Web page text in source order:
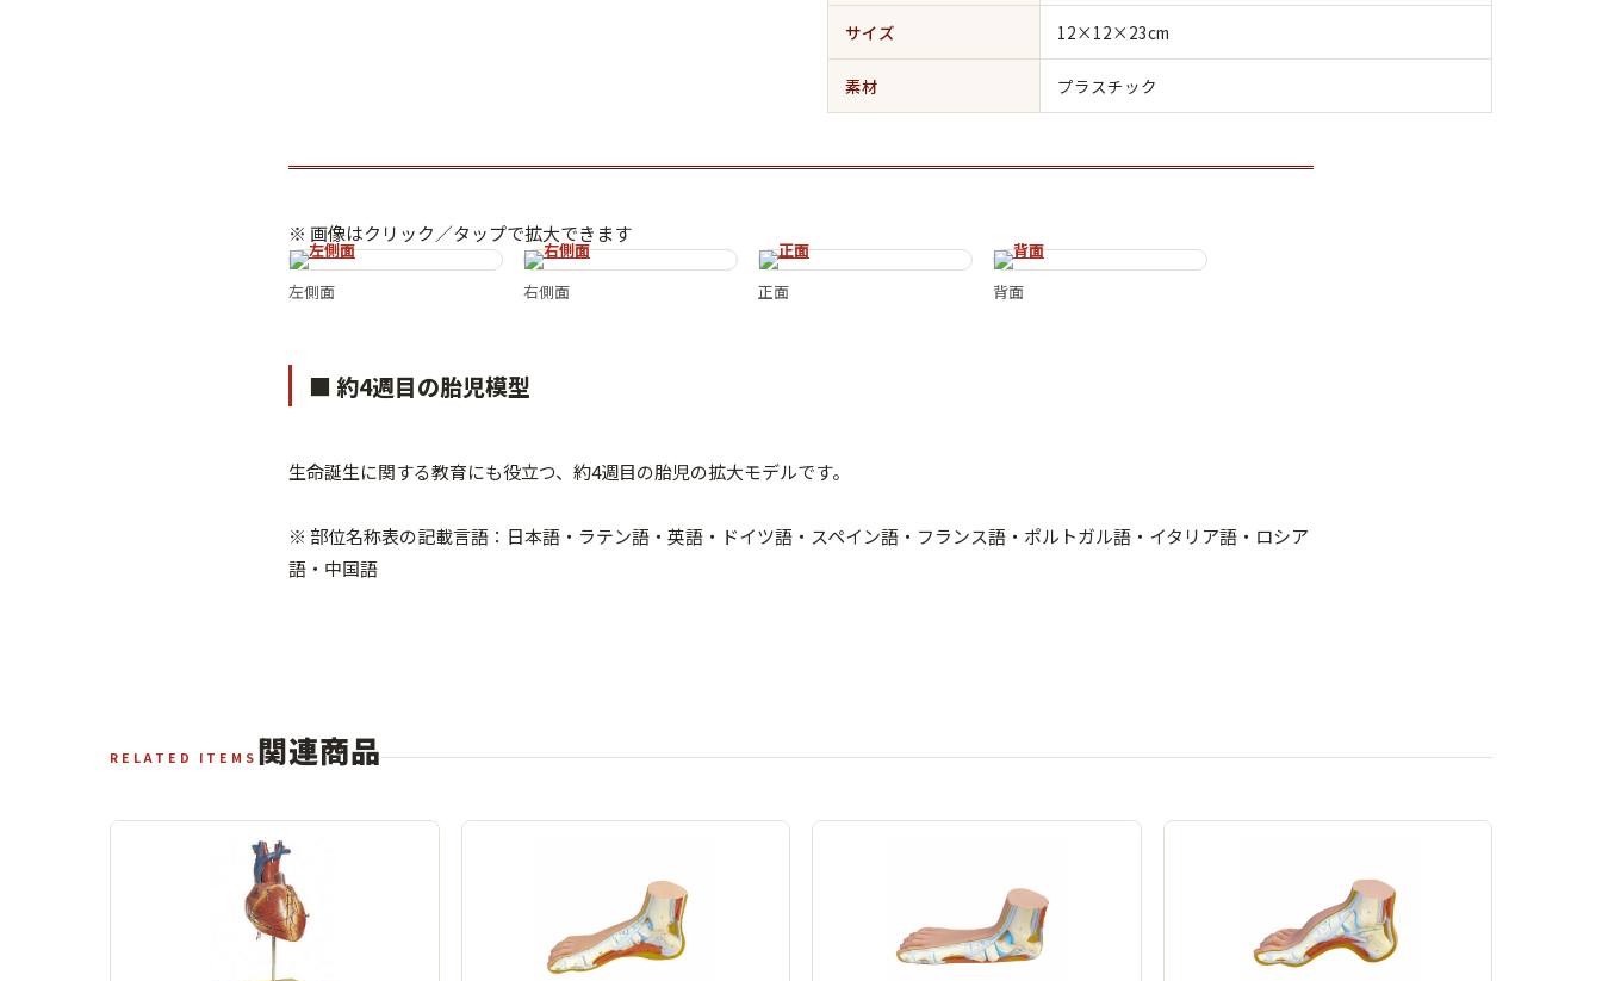
サイズ 12×12×23cm
素材 プラスチック
※ 画像はクリック／タップで拡大できます
左側面 右側面 正面 背面
■ 約4週目の胎児模型
生命誕生に関する教育にも役立つ、約4週目の胎児の拡大モデルです。
※ 部位名称表の記載言語：日本語・ラテン語・英語・ドイツ語・スペイン語・フランス語・ポルトガル語・イタリア語・ロシア
語・中国語
RELATED ITEMS 関連商品